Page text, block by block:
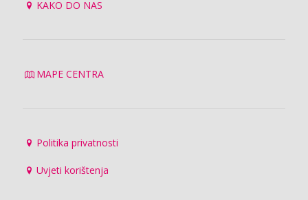
KAKO DO NAS
MAPE CENTRA
Politika privatnosti
Uvjeti korištenja